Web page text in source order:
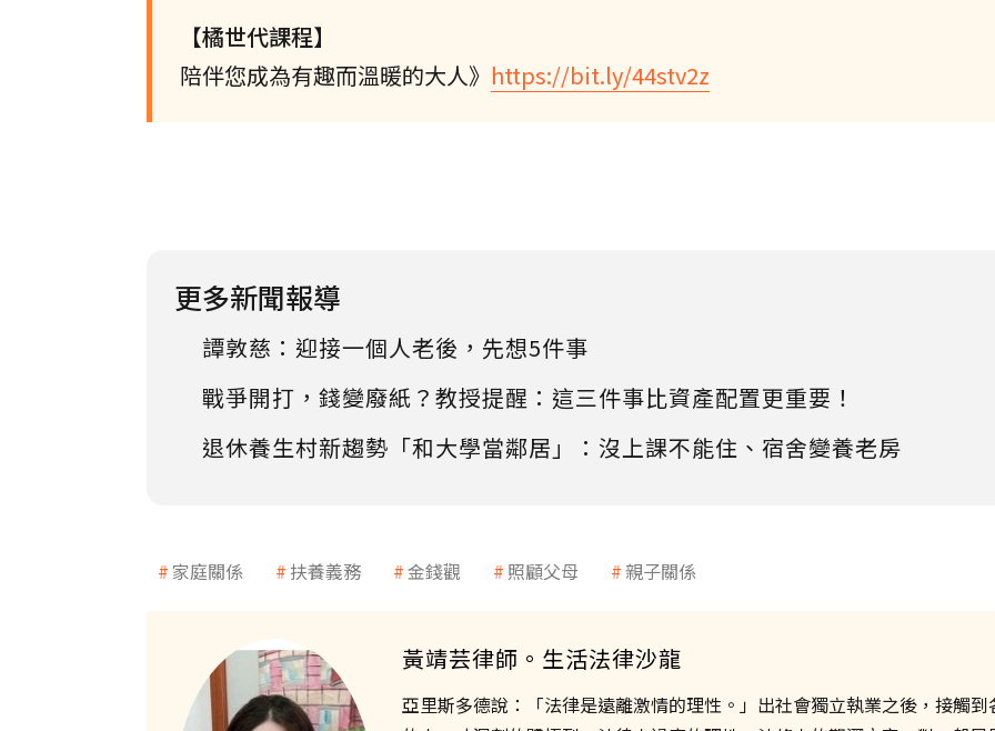
【橘世代課程】
陪伴您成為有趣而溫暖的大人》 https://bit.ly/44stv2z
更多新聞報導
譚敦慈：迎接一個人老後，先想5件事
戰爭開打，錢變廢紙？教授提醒：這三件事比資產配置更重要！
退休養生村新趨勢「和大學當鄰居」：沒上課不能住、宿舍變養老房
家庭關係 扶養義務 金錢觀 照顧父母 親子關係
黃靖芸律師。生活法律沙龍
亞里斯多德說：「法律是遠離激情的理性。」出社會獨立執業之後，接觸到